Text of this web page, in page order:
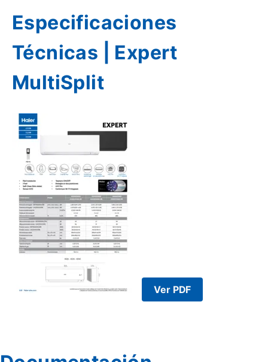
Especificaciones
Técnicas | Expert
MultiSplit
Ver PDF